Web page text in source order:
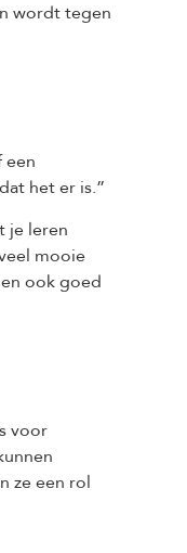
wordt tegen
een
het er is.”
je leren
mooie
ook goed
voor
ze een rol